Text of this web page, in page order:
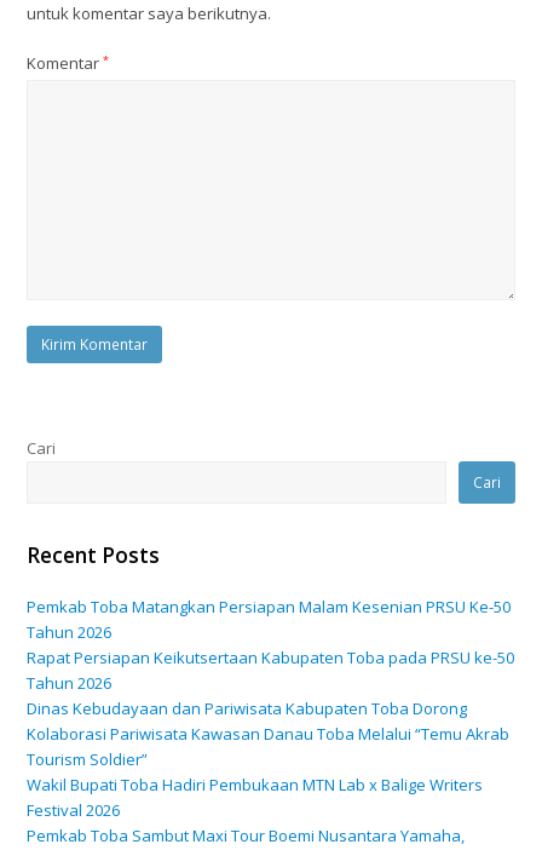
untuk komentar saya berikutnya.
Komentar*
Cari
Cari
Recent Posts
Pemkab Toba Matangkan Persiapan Malam Kesenian PRSU Ke-50
Tahun 2026
Rapat Persiapan Keikutsertaan Kabupaten Toba pada PRSU ke-50
Tahun 2026
Dinas Kebudayaan dan Pariwisata Kabupaten Toba Dorong
Kolaborasi Pariwisata Kawasan Danau Toba Melalui “Temu Akrab
Tourism Soldier”
Wakil Bupati Toba Hadiri Pembukaan MTN Lab x Balige Writers
Festival 2026
Pemkab Toba Sambut Maxi Tour Boemi Nusantara Yamaha,